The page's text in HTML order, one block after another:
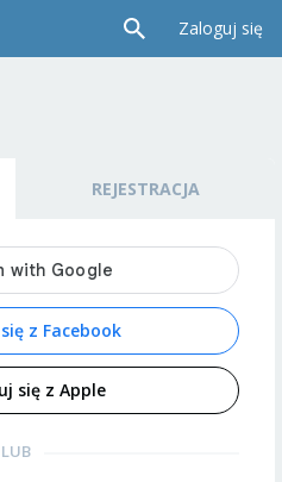
Zaloguj się
REJESTRACJA
z Facebook
się z Apple
LUB